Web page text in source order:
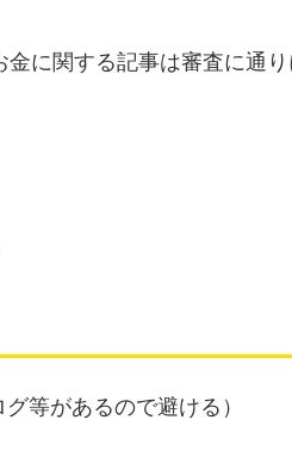
に関する記事は審査に通
等があるので避ける）